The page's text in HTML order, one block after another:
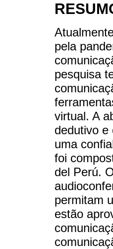
pela
pesquisa
virtual. A
dedutivo e
uma
foi
del Perú.
permitam
estão